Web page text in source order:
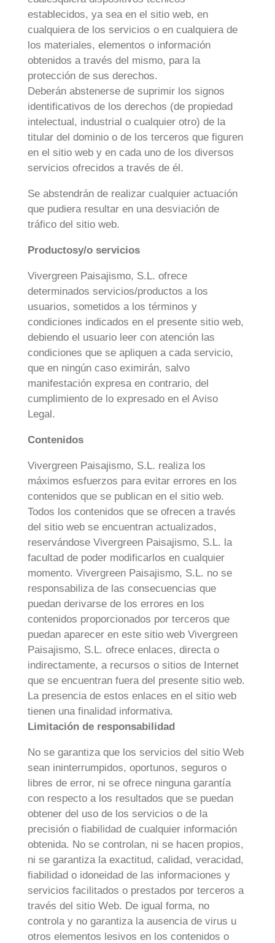
establecidos, ya sea en el sitio web, en
cualquiera de los servicios o en cualquiera de
los materiales, elementos o información
obtenidos a través del mismo, para la
protección de sus derechos.
Deberán abstenerse de suprimir los signos
identificativos de los derechos (de propiedad
intelectual, industrial o cualquier otro) de la
titular del dominio o de los terceros que figuren
en el sitio web y en cada uno de los diversos
servicios ofrecidos a través de él.
Se abstendrán de realizar cualquier actuación
que pudiera resultar en una desviación de
tráfico del sitio web.
Productosy/o servicios
Vivergreen Paisajismo, S.L. ofrece
determinados servicios/productos a los
usuarios, sometidos a los términos y
condiciones indicados en el presente sitio web,
debiendo el usuario leer con atención las
condiciones que se apliquen a cada servicio,
que en ningún caso eximirán, salvo
manifestación expresa en contrario, del
cumplimiento de lo expresado en el Aviso
Legal.
Contenidos
Vivergreen Paisajismo, S.L. realiza los
máximos esfuerzos para evitar errores en los
contenidos que se publican en el sitio web.
Todos los contenidos que se ofrecen a través
del sitio web se encuentran actualizados,
reservándose Vivergreen Paisajismo, S.L. la
facultad de poder modificarlos en cualquier
momento. Vivergreen Paisajismo, S.L. no se
responsabiliza de las consecuencias que
puedan derivarse de los errores en los
contenidos proporcionados por terceros que
puedan aparecer en este sitio web Vivergreen
Paisajismo, S.L. ofrece enlaces, directa o
indirectamente, a recursos o sitios de Internet
que se encuentran fuera del presente sitio web.
La presencia de estos enlaces en el sitio web
tienen una finalidad informativa.
Limitación de responsabilidad
No se garantiza que los servicios del sitio Web
sean ininterrumpidos, oportunos, seguros o
libres de error, ni se ofrece ninguna garantía
con respecto a los resultados que se puedan
obtener del uso de los servicios o de la
precisión o fiabilidad de cualquier información
obtenida. No se controlan, ni se hacen propios,
ni se garantiza la exactitud, calidad, veracidad,
fiabilidad o idoneidad de las informaciones y
servicios facilitados o prestados por terceros a
través del sitio Web. De igual forma, no
controla y no garantiza la ausencia de virus u
otros elementos lesivos en los contenidos o